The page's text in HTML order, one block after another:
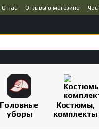
О нас Отзывы о магазине
Головные
уборы
Костюмы,
комплекты